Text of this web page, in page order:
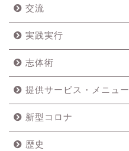
交流
実践実行
志体術
提供サービス・メニュー
新型コロナ
歴史